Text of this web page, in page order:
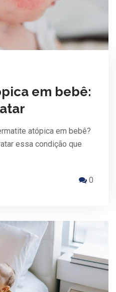
em bebê:
atópica em bebê?
essa condição que
0